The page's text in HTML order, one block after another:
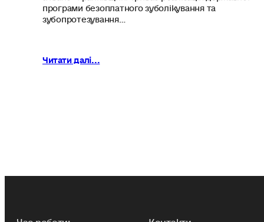
програми безоплатного зуболікування та
зубопротезування…
Читати далі...